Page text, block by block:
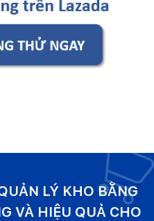
LÝ KHO BẰNG
VÀ HIỆU QUẢ CHO